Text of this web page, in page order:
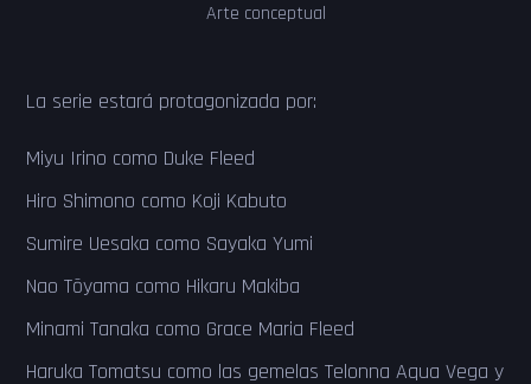
Arte conceptual
La serie estará protagonizada por:
Miyu Irino como Duke Fleed
Hiro Shimono como Koji Kabuto
Sumire Uesaka como Sayaka Yumi
Nao Tōyama como Hikaru Makiba
Minami Tanaka como Grace Maria Fleed
Haruka Tomatsu como las gemelas Telonna Aqua Vega y